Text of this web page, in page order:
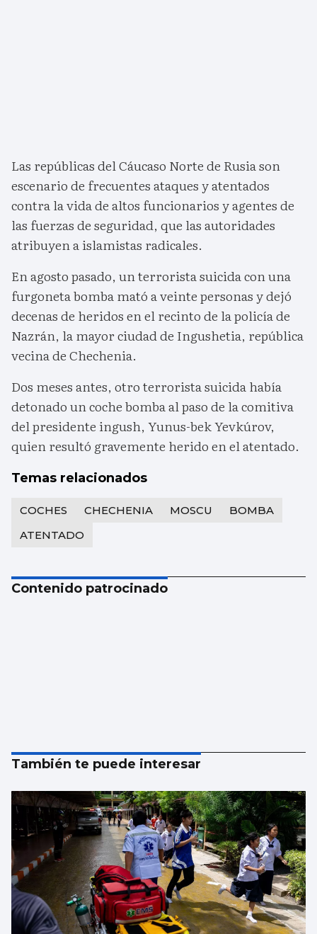
Las repúblicas del Cáucaso Norte de Rusia son
escenario de frecuentes ataques y atentados
contra la vida de altos funcionarios y agentes de
las fuerzas de seguridad, que las autoridades
atribuyen a islamistas radicales.
En agosto pasado, un terrorista suicida con una
furgoneta bomba mató a veinte personas y dejó
decenas de heridos en el recinto de la policía de
Nazrán, la mayor ciudad de Ingushetia, república
vecina de Chechenia.
Dos meses antes, otro terrorista suicida había
detonado un coche bomba al paso de la comitiva
del presidente ingush, Yunus-bek Yevkúrov,
quien resultó gravemente herido en el atentado.
Temas relacionados
COCHES CHECHENIA MOSCU
BOMBA
ATENTADO
Contenido patrocinado
También te puede interesar